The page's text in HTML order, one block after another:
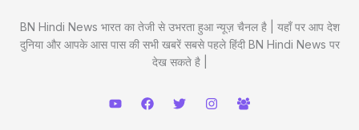
BN Hindi News भारत का तेजी से उभरता हुआ न्यूज़ चैनल है | यहाँ पर आप देश
दुनिया और आपके आस पास की सभी खबरें सबसे पहले हिंदी BN Hindi News पर
देख सकते है |